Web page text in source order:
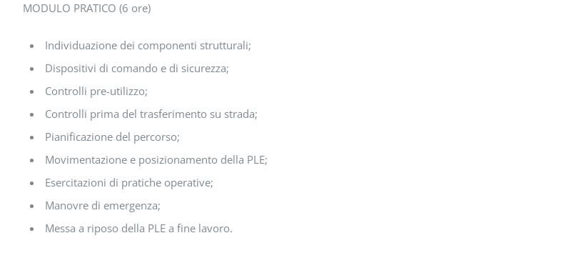
MODULO PRATICO (6 ore)
Individuazione dei componenti strutturali;
Dispositivi di comando e di sicurezza;
Controlli pre-utilizzo;
Controlli prima del trasferimento su strada;
Pianificazione del percorso;
Movimentazione e posizionamento della PLE;
Esercitazioni di pratiche operative;
Manovre di emergenza;
Messa a riposo della PLE a fine lavoro.